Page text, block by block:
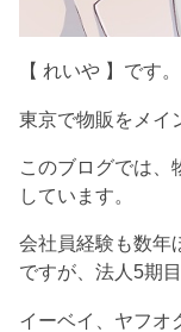
【 れいや 】です。
東京で物販をメイ
このブログでは、
しています。
会社員経験も数年
ですが、法人5期
イーベイ、ヤフオ